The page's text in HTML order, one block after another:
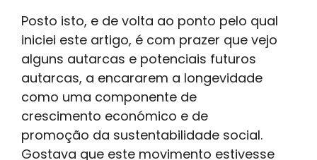
Posto isto, e de volta ao ponto pelo qual
iniciei este artigo, é com prazer que vejo
alguns autarcas e potenciais futuros
autarcas, a encararem a longevidade
como uma componente de
crescimento económico e de
promoção da sustentabilidade social.
Gostava que este movimento estivesse